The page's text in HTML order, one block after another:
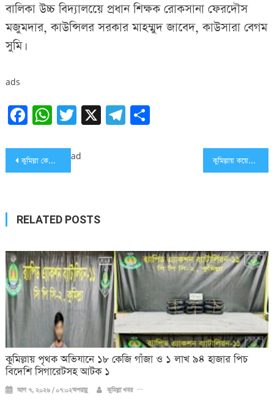
বালিকা উচ্চ বিদ্যালয়েে প্রধান শিক্ষক রোকসানা ফেরদৌস
মজুমদার, কাউন্সিলর সরকার মাহম্মুদ জাবেদ, কাউসারা বেগম
সুমি।
ads
Facebook
WhatsApp
Twitter
X Telegram
Share
Post
কুমিল্লা কেন্দ্রীয় সমবায় ব্যাংকের বার্ষিক সাধারণ সভা অনুষ্ঠিত কুমিল্লায় কয়েকটি কোচিং সেন্টার বন্ধ ঘোষণা
ad
RELATED POSTS
কুমিল্লায় পৃথক অভিযানে ১৮ কেজি গাঁজা ও ১ লাখ ৯৪ হাজার পিচ
বিদেশি সিগারেটসহ আটক ১
আগ ৭, ২০২৬ / ০৭:০২অপরাহ্ণ কুমিল্লা খবর